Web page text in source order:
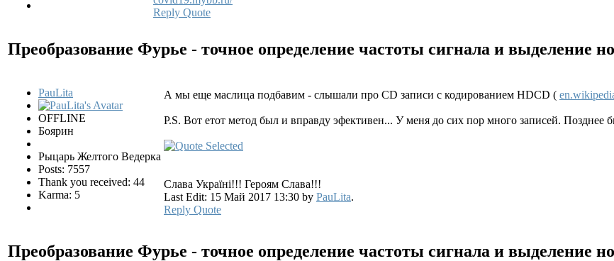
Reply Quote
Преобразование Фурье - точное определение частоты сигнала и выделение
PauLita
OFFLINE
Боярин
Рыцарь Желтого Ведерка
Posts: 7557
Thank you received: 44
Karma: 5
А мы еще маслица подбавим - слышали про CD записи с кодированием HDCD (
P.S. Вот етот метод был и вправду эфективен... У меня до сих пор много записей.
Слава Україні!!! Героям Слава!!!
Last Edit: 15 Май 2017 13:30 by PauLita.
Reply Quote
Преобразование Фурье - точное определение частоты сигнала и выделение